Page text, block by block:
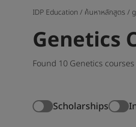
IDP Education / ค้นหาหลักสูตร /
Genetics
Found 10 Genetics
Scholarships